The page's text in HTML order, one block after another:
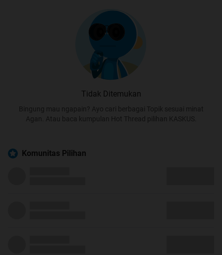
Tidak Ditemukan
Bingung mau ngapain? Ayo cari berbagai Topik sesuai minat
Agan. Atau baca kumpulan Hot Thread pilihan KASKUS.
Komunitas Pilihan